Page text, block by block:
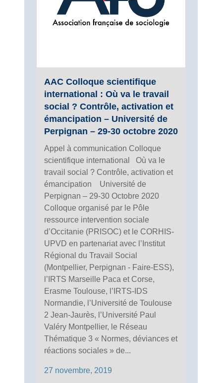
AAC Colloque scientifique
international : Où va le travail
social ? Contrôle, activation et
émancipation – Université de
Perpignan – 29-30 octobre 2020
Appel à communication Colloque
scientifique international Où va le
travail social ? Contrôle, activation et
émancipation Université de
Perpignan – 29-30 Octobre 2020
Colloque organisé par le Pôle
ressource intervention sociale
d’Occitanie (PRISOC) et le CORHIS-
UPVD en partenariat avec l’Institut
Régional du Travail Social
(Montpellier, Perpignan - Faire-ESS),
l’IRTS Marseille Paca et Corse,
Erasme Toulouse, l’IRTS-IDS
Normandie, l’Université de Toulouse
2 Jean-Jaurès, l’Université Paul
Valéry Montpellier, le Réseau
Thématique 3 « Normes, déviances et
réactions sociales » de...
27 novembre, 2019